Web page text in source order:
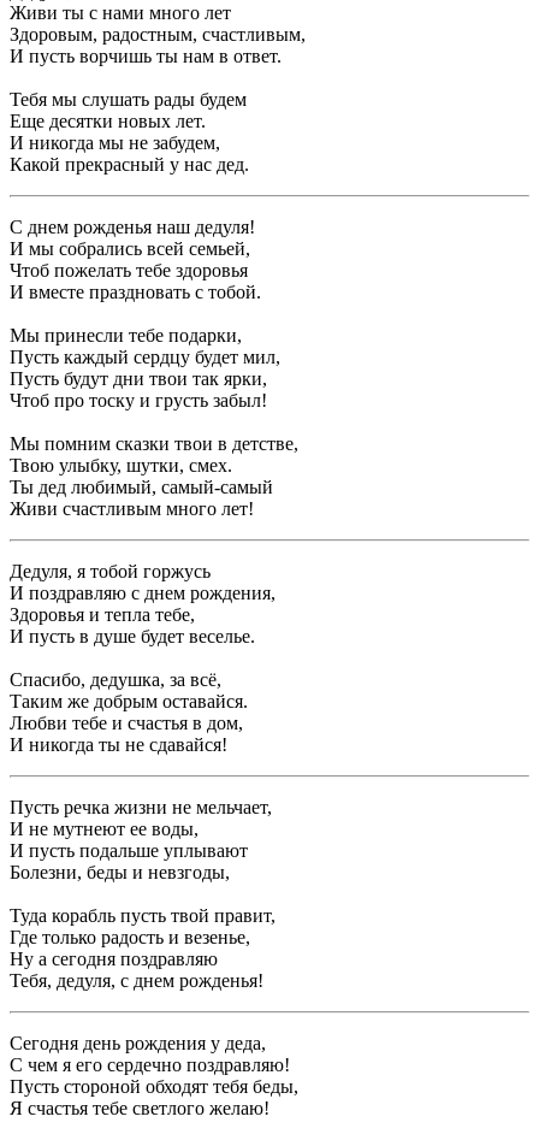
Живи ты с нами много лет
Здоровым, радостным, счастливым,
И пусть ворчишь ты нам в ответ.
Тебя мы слушать рады будем
Еще десятки новых лет.
И никогда мы не забудем,
Какой прекрасный у нас дед.
С днем рожденья наш дедуля!
И мы собрались всей семьей,
Чтоб пожелать тебе здоровья
И вместе праздновать с тобой.
Мы принесли тебе подарки,
Пусть каждый сердцу будет мил,
Пусть будут дни твои так ярки,
Чтоб про тоску и грусть забыл!
Мы помним сказки твои в детстве,
Твою улыбку, шутки, смех.
Ты дед любимый, самый-самый
Живи счастливым много лет!
Дедуля, я тобой горжусь
И поздравляю с днем рождения,
Здоровья и тепла тебе,
И пусть в душе будет веселье.
Спасибо, дедушка, за всё,
Таким же добрым оставайся.
Любви тебе и счастья в дом,
И никогда ты не сдавайся!
Пусть речка жизни не мельчает,
И не мутнеют ее воды,
И пусть подальше уплывают
Болезни, беды и невзгоды,
Туда корабль пусть твой правит,
Где только радость и везенье,
Ну а сегодня поздравляю
Тебя, дедуля, с днем рожденья!
Сегодня день рождения у деда,
С чем я его сердечно поздравляю!
Пусть стороной обходят тебя беды,
Я счастья тебе светлого желаю!